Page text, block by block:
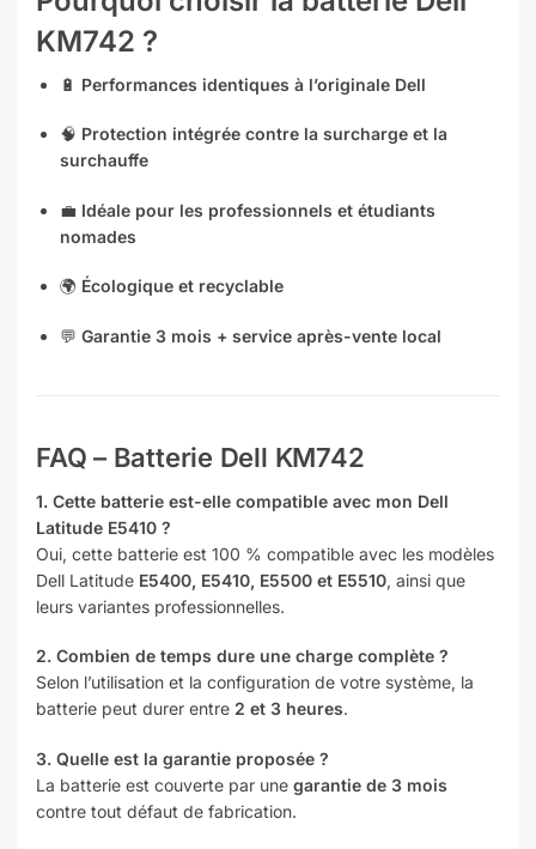
KM742 ?
🔋 Performances identiques à l’originale Dell
🧠 Protection intégrée contre la surcharge et la
surchauffe
💼 Idéale pour les professionnels et étudiants
nomades
🌍 Écologique et recyclable
💬 Garantie 3 mois + service après-vente local
FAQ – Batterie Dell KM742
1. Cette batterie est-elle compatible avec mon Dell
Latitude E5410 ?
Oui, cette batterie est 100 % compatible avec les modèles
Dell Latitude E5400, E5410, E5500 et E5510, ainsi que
leurs variantes professionnelles.
2. Combien de temps dure une charge complète ?
Selon l’utilisation et la configuration de votre système, la
batterie peut durer entre 2 et 3 heures.
3. Quelle est la garantie proposée ?
La batterie est couverte par une garantie de 3 mois
contre tout défaut de fabrication.